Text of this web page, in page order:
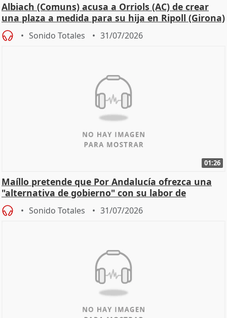
Albiach (Comuns) acusa a Orriols (AC) de crear
una plaza a medida para su hija en Ripoll (Girona)
Sonido Totales 31/07/2026
01:26
Maíllo pretende que Por Andalucía ofrezca una
"alternativa de gobierno" con su labor de
oposición
Sonido Totales 31/07/2026